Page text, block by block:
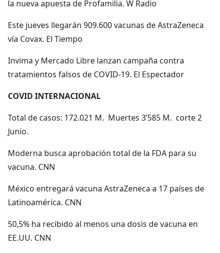
la nueva apuesta de Profamilia. W Radio
Este jueves llegarán 909.600 vacunas de AstraZeneca
vía Covax. El Tiempo
Invima y Mercado Libre lanzan campaña contra
tratamientos falsos de COVID-19. El Espectador
COVID INTERNACIONAL
Total de casos: 172.021 M. Muertes 3’585 M. corte 2
Junio.
Moderna busca aprobación total de la FDA para su
vacuna. CNN
México entregará vacuna AstraZeneca a 17 países de
Latinoamérica. CNN
50,5% ha recibido al menos una dosis de vacuna en
EE.UU. CNN